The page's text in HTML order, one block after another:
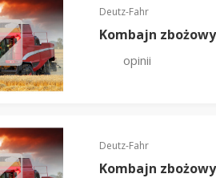
Deutz-Fahr
Kombajn
opinii
Deutz-Fahr
Kombajn zbożowy